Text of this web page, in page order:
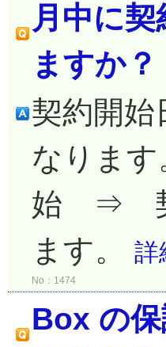
月中に
ますか？
契約開始
なりま
始 ⇒ 契
ます。
詳
No：1474
Box の